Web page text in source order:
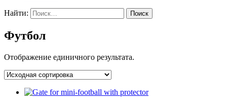
Найти:
Футбол
Отображение единичного результата.